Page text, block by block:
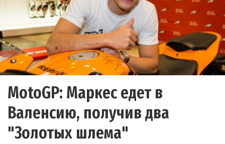
MotoGP: Маркес едет в
Валенсию, получив два
"Золотых шлема"